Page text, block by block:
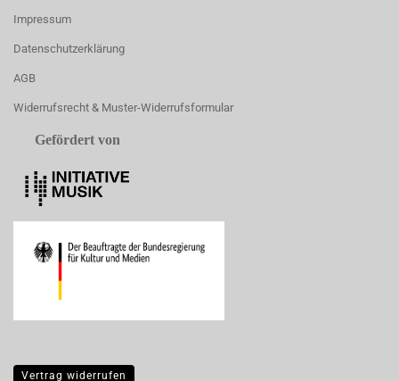
Impressum
Datenschutzerklärung
AGB
Widerrufsrecht & Muster-Widerrufsformular
Gefördert von
Vertrag widerrufen